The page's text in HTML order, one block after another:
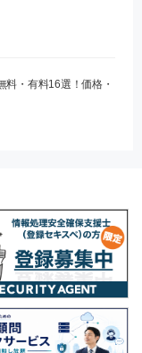
料・有料16選！価格・